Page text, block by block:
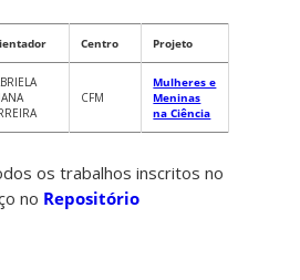
Centro Projeto
CFM
Mulheres e
Meninas
na Ciência
os trabalhos inscritos no
no Repositório